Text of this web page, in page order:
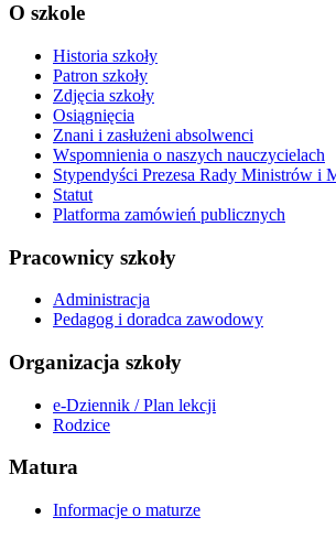
O szkole
Historia szkoły
Patron szkoły
Zdjęcia szkoły
Osiągnięcia
Znani i zasłużeni absolwenci
Wspomnienia o naszych nauczycielach
Stypendyści Prezesa Rady Ministrów i
Statut
Platforma zamówień publicznych
Pracownicy szkoły
Administracja
Pedagog i doradca zawodowy
Organizacja szkoły
e-Dziennik / Plan lekcji
Rodzice
Matura
Informacje o maturze